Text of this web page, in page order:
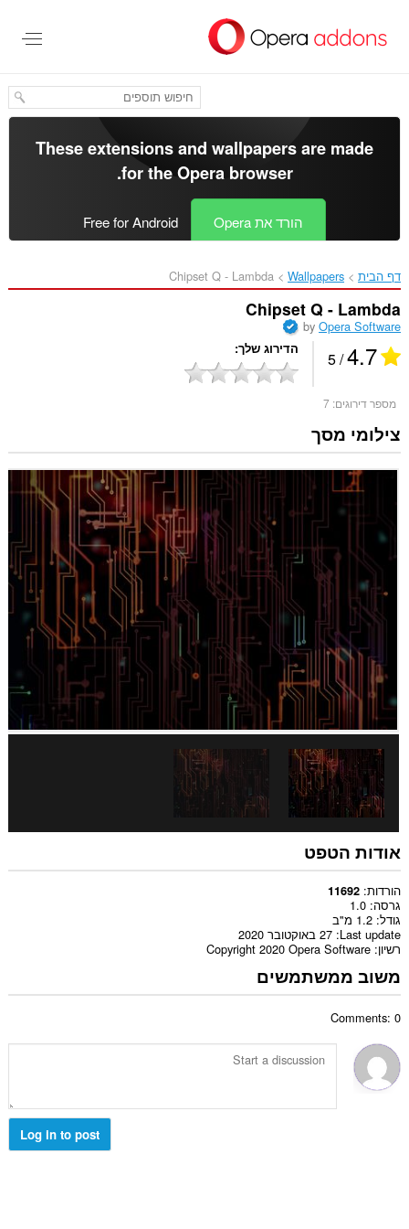
העיקרי
These extensions and wallpapers are made
for theOpera browser
.
הורד את Opera Free for Android
דף הבית Wallpapers
Chipset Q - Lambda‎
Chipset Q - Lambda
byOpera Software
4.7
/ 5 הדירוג שלך
מספר דירוגים: 7
צילומי מסך
אודות הטפט
הורדות 11692
גרסה 1.0
גודל 1.2 מ"ב
Last update 27 באוקטובר 2020
רשיון Copyright 2020 Opera Software
משוב ממשתמשים
Comments: 0
Log in to post